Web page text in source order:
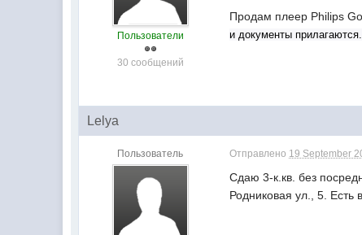
Пользователи
30 сообщений
Продам плеер Philips
и документы прилагаются.
Lelya
Пользователь Отправлено 19 September
Сдаю 3-к.кв. без
Родниковая ул., 5.